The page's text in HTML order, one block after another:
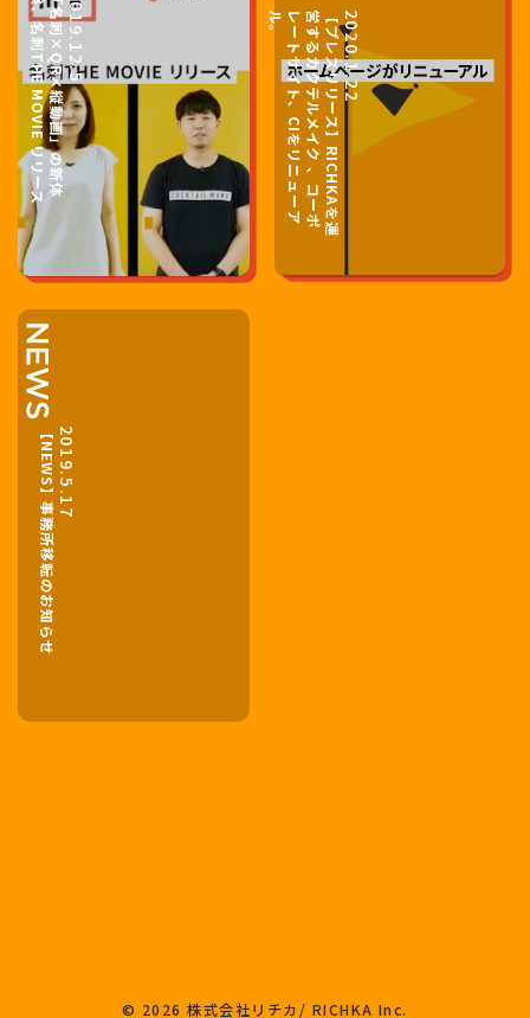
2019.12.5
「
名
刺
×
Q
R
×
縦
動
画
」
の
新
体
験
、
名
刺
T
H
E
M
O
V
I
E
リ
リ
ー
ス 2020.1.22
【
プ
レ
ス
リ
リ
ー
ス
】
R
I
C
H
K
A
を
運
営
す
る
カ
ク
テ
ル
メ
イ
ク
、
コ
ー
ポ
レ
ー
ト
サ
イ
ト
、
C
I
を
リ
ニ
ュ
ー
ア
ル
。
2019.5.17
【NEWS】事務所移転のお知らせ
© 2026 株式会社リチカ/ RICHKA Inc.